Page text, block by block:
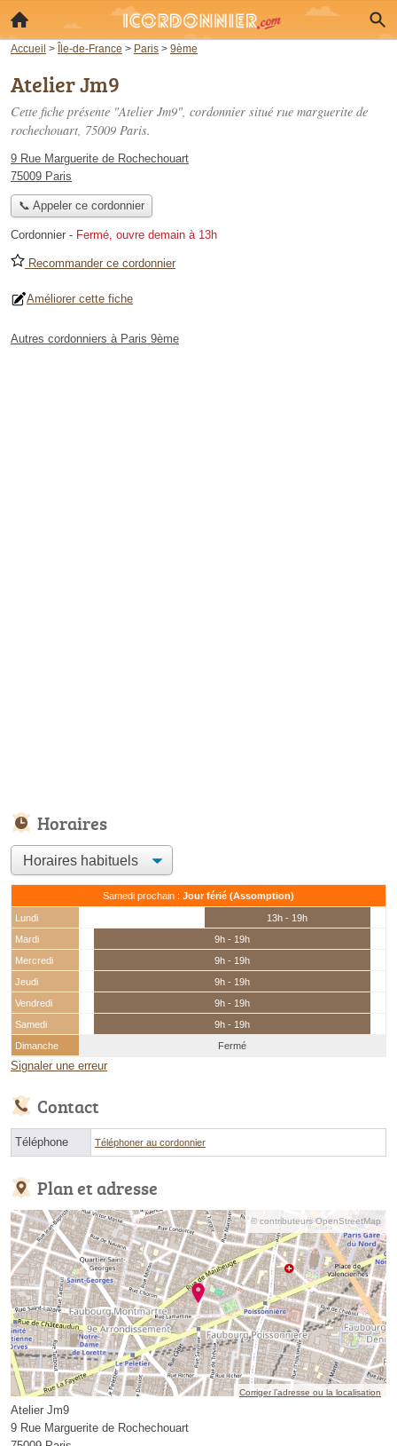
Accueil > Île-de-France > Paris > 9ème
Atelier Jm9
Cette fiche présente "Atelier Jm9", cordonnier situé rue marguerite de
rochechouart, 75009 Paris.
9 Rue Marguerite de Rochechouart
75009 Paris
📞 Appeler ce cordonnier
Cordonnier - Fermé, ouvre demain à 13h
Recommander ce cordonnier
Améliorer cette fiche
Autres cordonniers à Paris 9ème
Horaires
Samedi prochain : Jour férié (Assomption)
Lundi
13h - 19h
Mardi
9h - 19h
Mercredi
9h - 19h
Jeudi
9h - 19h
Vendredi
9h - 19h
Samedi
9h - 19h
Dimanche
Fermé
Signaler une erreur
Contact
Téléphone Téléphoner au cordonnier
Plan et adresse
© contributeurs OpenStreetMap
Corriger l’adresse ou la localisation
Atelier Jm9
9 Rue Marguerite de Rochechouart